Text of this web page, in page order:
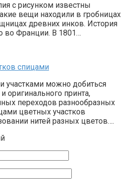
с рисунком известны
вещи находили в гробницах
древних инков. История
во Франции. В 1801…
спицами
участками можно добиться
оригинального принта,
переходов разнообразных
цветных участков
нитей разных цветов….